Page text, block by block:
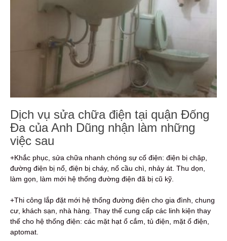
Dịch vụ sửa chữa điện tại quận Đống
Đa của Anh Dũng nhận làm những
việc sau
+Khắc phục, sửa chữa nhanh chóng sự cố điện: điện bị chập,
đường điện bị nổ, điện bị cháy, nổ cầu chì, nhảy át. Thu dọn,
làm gọn, làm mới hệ thống đường điện đã bị cũ kỹ.
+Thi công lắp đặt mới hệ thống đường điện cho gia đình, chung
cư, khách sạn, nhà hàng. Thay thế cung cấp các linh kiện thay
thế cho hệ thống điện: các mặt hạt ổ cắm, tủ điện, mặt ổ điện,
aptomat.